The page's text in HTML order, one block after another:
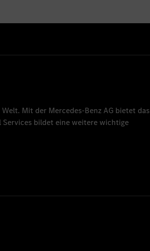
Mit der Mercedes-Benz AG bietet das
Services bildet eine weitere wichtige